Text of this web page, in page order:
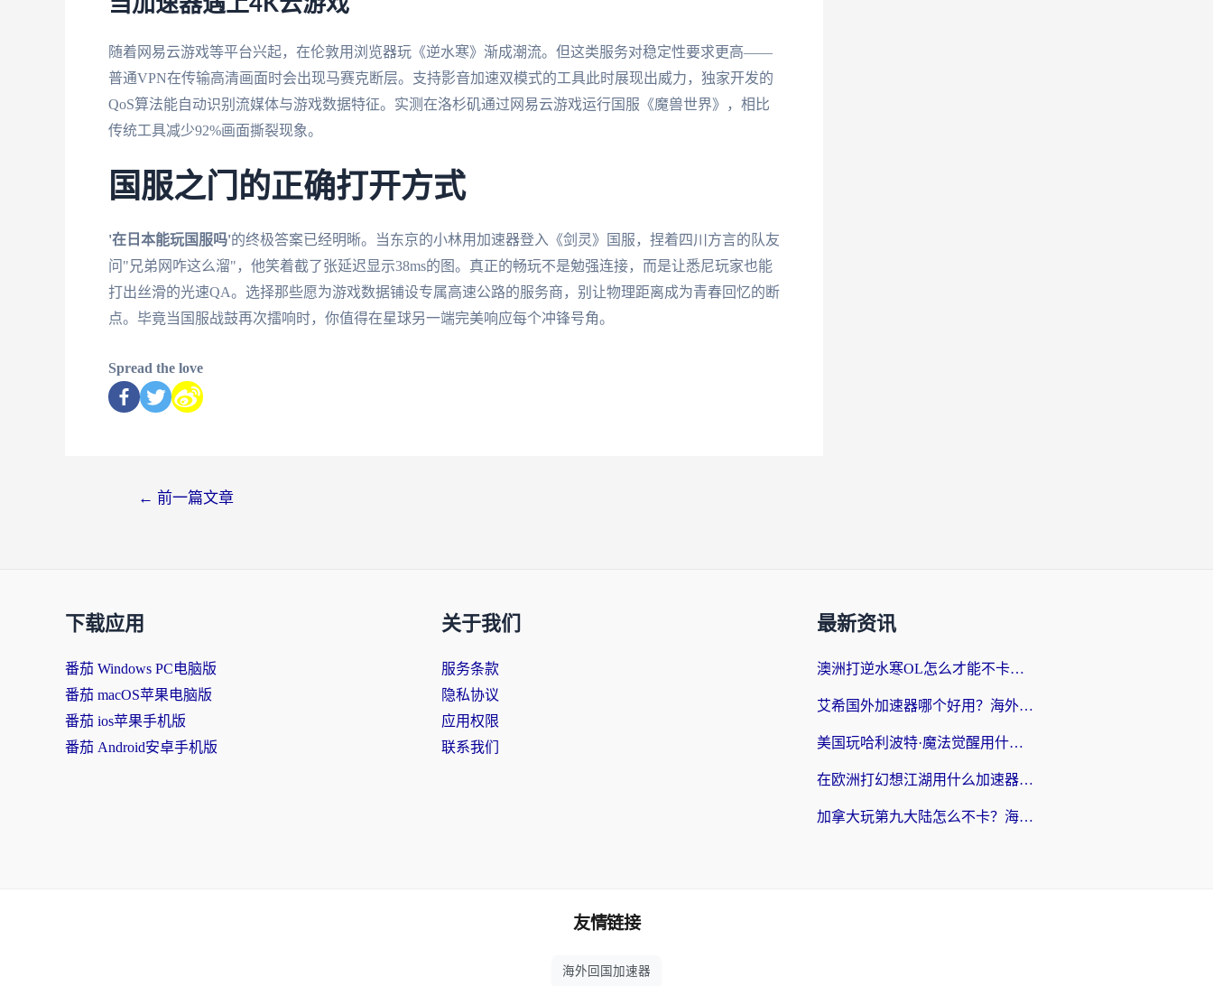
当加速器遇上4K云游戏
随着网易云游戏等平台兴起，在伦敦用浏览器玩《逆水寒》渐成潮流。但这类服务对稳定性要求更高——
普通VPN在传输高清画面时会出现马赛克断层。支持影音加速双模式的工具此时展现出威力，独家开发的
QoS算法能自动识别流媒体与游戏数据特征。实测在洛杉矶通过网易云游戏运行国服《魔兽世界》，相比
传统工具减少92%画面撕裂现象。
国服之门的正确打开方式
'在日本能玩国服吗'的终极答案已经明晰。当东京的小林用加速器登入《剑灵》国服，捏着四川方言的队友
问"兄弟网咋这么溜"，他笑着截了张延迟显示38ms的图。真正的畅玩不是勉强连接，而是让悉尼玩家也能
打出丝滑的光速QA。选择那些愿为游戏数据铺设专属高速公路的服务商，别让物理距离成为青春回忆的断
点。毕竟当国服战鼓再次擂响时，你值得在星球另一端完美响应每个冲锋号角。
Spread the love
← 前一篇文章
下载应用
番茄 Windows PC电脑版
番茄 macOS苹果电脑版
番茄 ios苹果手机版
番茄 Android安卓手机版
关于我们
服务条款
隐私协议
应用权限
联系我们
最新资讯
澳洲打逆水寒OL怎么才能不卡？海外玩家国服游戏加速终极指南（附梦幻模拟战地铁跑酷解决办法）
艾希国外加速器哪个好用？海外玩家国服游戏畅玩终极指南（附欧洲玩鸣潮街头篮球实测）
美国玩哈利波特·魔法觉醒用什么加速器？告别延迟的终极指南（含免费QQ炫舞方案+印尼妄想山海秘籍）
在欧洲打幻想江湖用什么加速器好？海外玩家国服游戏畅玩指南
加拿大玩第九大陆怎么不卡？海外玩家国服游戏加速全攻略（附足球世界萤火突击实测）
友情链接
海外回国加速器